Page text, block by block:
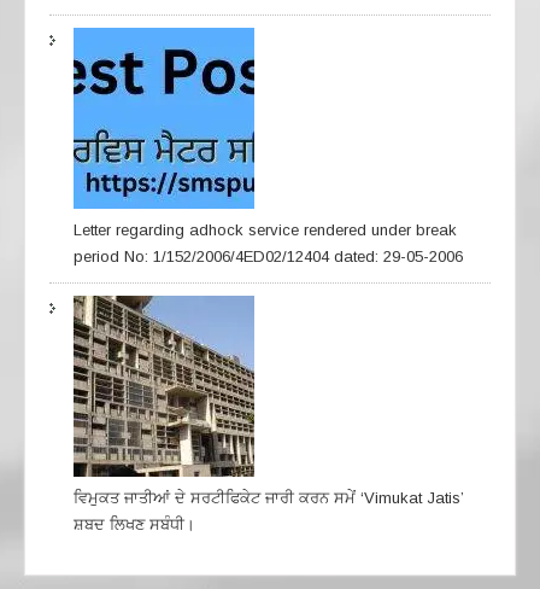
Letter regarding adhock service rendered under break
period No: 1/152/2006/4ED02/12404 dated: 29-05-2006
ਵਿਮੁਕਤ ਜਾਤੀਆਂ ਦੇ ਸਰਟੀਫਿਕੇਟ ਜਾਰੀ ਕਰਨ ਸਮੇਂ ‘Vimukat Jatis’
ਸ਼ਬਦ ਲਿਖਣ ਸਬੰਧੀ।